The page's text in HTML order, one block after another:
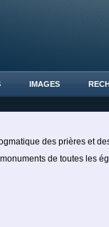
IMAGES
des prières et
de toutes les